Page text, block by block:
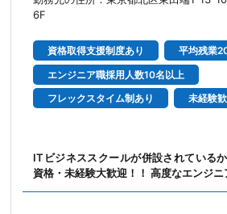
6F
資格取得支援制度あり
平均残業
エンジニア職採用人数10名以上
フレックスタイム制あり
未経験
ITビジネススクールが併設されている
資格・未経験大歓迎！！ 高度なエンジニ